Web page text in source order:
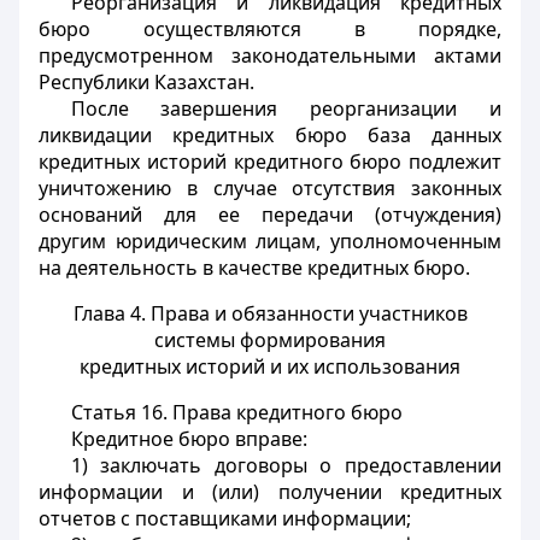
бюро осуществляются в порядке,
предусмотренном законодательными актами
Республики Казахстан.
После завершения реорганизации и
ликвидации кредитных бюро база данных
кредитных историй кредитного бюро подлежит
уничтожению в случае отсутствия законных
оснований для ее передачи (отчуждения)
другим юридическим лицам, уполномоченным
на деятельность в качестве кредитных бюро.
Глава 4. Права и обязанности участников
системы формирования
кредитных историй и их использования
Статья 16. Права кредитного бюро
Кредитное бюро вправе:
1) заключать договоры о предоставлении
информации и (или) получении кредитных
отчетов с поставщиками информации;